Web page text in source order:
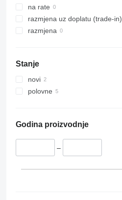
345
349
365
390
416
420
428
950
na rate
razmjena uz doplatu (trade-in)
razmjena
Stanje
novi
polovne
Godina proizvodnje
–